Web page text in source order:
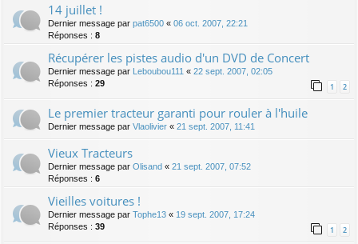
14 juillet !
Dernier message par pat6500 « 06 oct. 2007, 22:21
Réponses : 8
Récupérer les pistes audio d'un DVD de Concert
Dernier message par Leboubou111 « 22 sept. 2007, 02:05
Réponses : 29 1 2
Le premier tracteur garanti pour rouler à l'huile
Dernier message par Vlaolivier « 21 sept. 2007, 11:41
Vieux Tracteurs
Dernier message par Olisand « 21 sept. 2007, 07:52
Réponses : 6
Vieilles voitures !
Dernier message par Tophe13 « 19 sept. 2007, 17:24
Réponses : 39 1 2